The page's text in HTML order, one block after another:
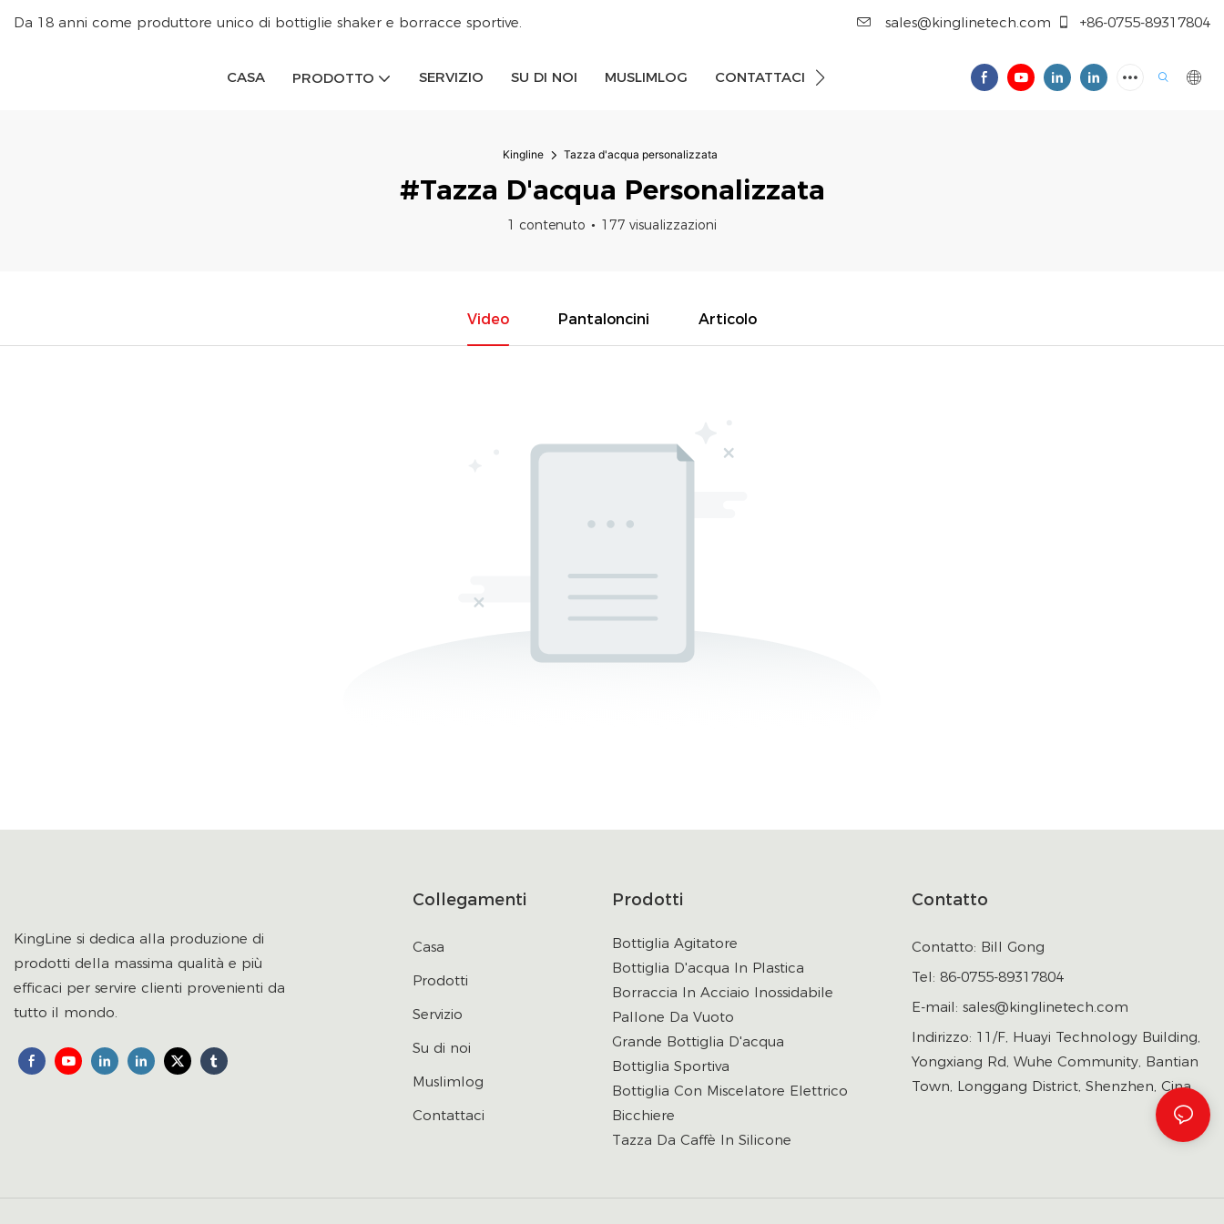
Da 18 anni come produttore unico di bottiglie shaker e borracce sportive. sales@kinglinetech.com +86-0755-89317804
CASA PRODOTTO SERVIZIO SU DI NOI MUSLIMLOG CONTATTACI
Kingline Tazza d'acqua personalizzata
#Tazza D'acqua Personalizzata
1 contenuto 177 visualizzazioni
Video Pantaloncini Articolo
KingLine si dedica alla produzione di
prodotti della massima qualità e più
efficaci per servire clienti provenienti da
tutto il mondo.
Collegamenti
Casa
Prodotti
Servizio
Su di noi
Muslimlog
Contattaci
Prodotti
Bottiglia Agitatore
Bottiglia D'acqua In Plastica
Borraccia In Acciaio Inossidabile
Pallone Da Vuoto
Grande Bottiglia D'acqua
Bottiglia Sportiva
Bottiglia Con Miscelatore Elettrico
Bicchiere
Tazza Da Caffè In Silicone
Contatto
Contatto: Bill Gong
Tel: 86-0755-89317804
E-mail: sales@kinglinetech.com
Indirizzo: 11/F, Huayi Technology Building,
Yongxiang Rd, Wuhe Community, Bantian
Town, Longgang District, Shenzhen, Cina